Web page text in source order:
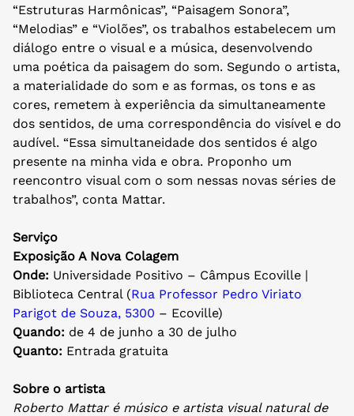
“Estruturas Harmônicas”, “Paisagem Sonora”,
“Melodias” e “Violões”, os trabalhos estabelecem um
diálogo entre o visual e a música, desenvolvendo
uma poética da paisagem do som. Segundo o artista,
a materialidade do som e as formas, os tons e as
cores, remetem à experiência da simultaneamente
dos sentidos, de uma correspondência do visível e do
audível. “Essa simultaneidade dos sentidos é algo
presente na minha vida e obra. Proponho um
reencontro visual com o som nessas novas séries de
trabalhos”, conta Mattar.
Serviço
Exposição A Nova Colagem
Onde: Universidade Positivo – Câmpus Ecoville |
Biblioteca Central (Rua Professor Pedro Viriato
Parigot de Souza, 5300 – Ecoville)
Quando: de 4 de junho a 30 de julho
Quanto: Entrada gratuita
Sobre o artista
Roberto Mattar é músico e artista visual natural de